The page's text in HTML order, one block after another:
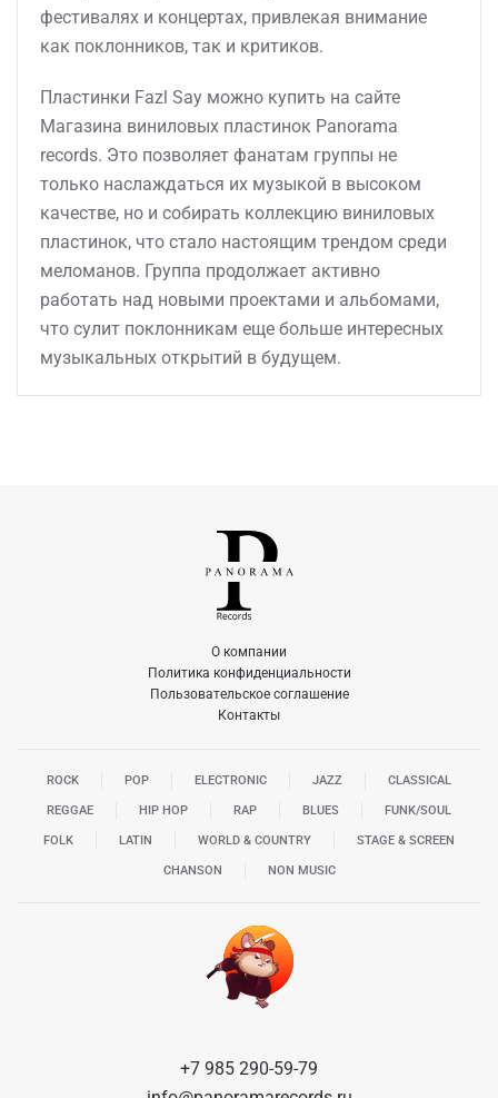
фестивалях и концертах, привлекая внимание
как поклонников, так и критиков.
Пластинки Fazl Say можно купить на сайте
Магазина виниловых пластинок Panorama
records. Это позволяет фанатам группы не
только наслаждаться их музыкой в высоком
качестве, но и собирать коллекцию виниловых
пластинок, что стало настоящим трендом среди
меломанов. Группа продолжает активно
работать над новыми проектами и альбомами,
что сулит поклонникам еще больше интересных
музыкальных открытий в будущем.
О компании
Политика конфиденциальности
Пользовательское соглашение
Контакты
ROCK POP ELECTRONIC JAZZ CLASSICAL
REGGAE HIP HOP RAP BLUES FUNK/SOUL
FOLK LATIN WORLD & COUNTRY STAGE & SCREEN
CHANSON NON MUSIC
+7 985 290-59-79